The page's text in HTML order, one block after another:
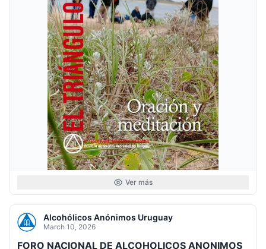
Ver más
Alcohólicos Anónimos Uruguay
March 10, 2026
FORO NACIONAL DE ALCOHOLICOS ANONIMOS